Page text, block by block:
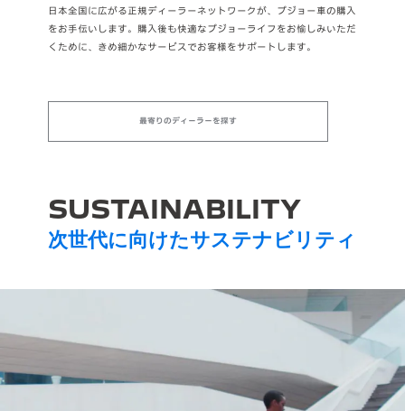
日本全国に広がる正規ディーラーネットワークが、プジョー車の購入
をお手伝いします。購入後も快適なプジョーライフをお愉しみいただ
くために、きめ細かなサービスでお客様をサポートします。
最寄りのディーラーを探す
SUSTAINABILITY
次世代に向けたサステナビリティ